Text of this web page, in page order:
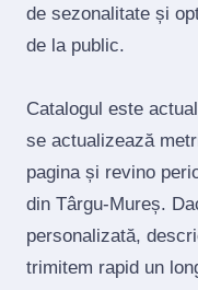
de sezonalitate și
de la public.
Catalogul este
se actualizează
pagina și revino
din Târgu-Mureș.
personalizată,
trimitem rapid un